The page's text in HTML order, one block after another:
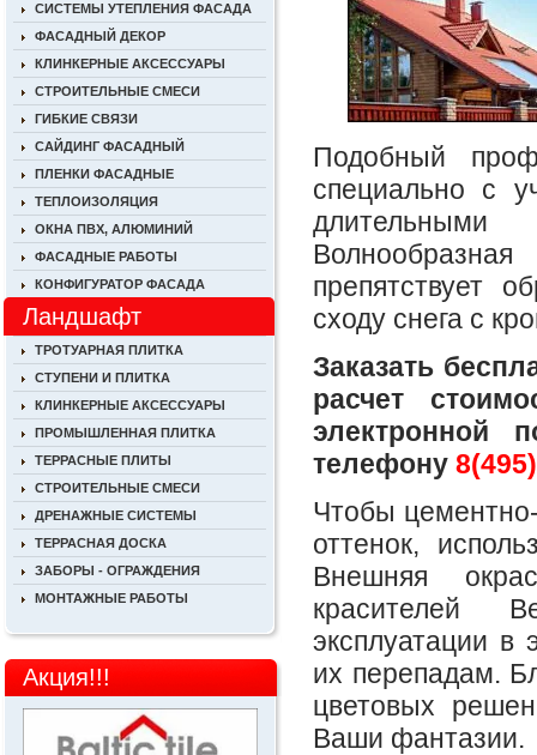
Подобный
специально с
препятствует
сходу снега с
Заказать
расчет
электронной
телефону
Чтобы
оттенок,
Внешняя
красителей
эксплуатации в
их перепадам.
цветовых
Ваши фантазии.
СИСТЕМЫ УТЕПЛЕНИЯ ФАСАДА
ФАСАДНЫЙ ДЕКОР
КЛИНКЕРНЫЕ АКСЕССУАРЫ
СТРОИТЕЛЬНЫЕ СМЕСИ
ГИБКИЕ СВЯЗИ
САЙДИНГ ФАСАДНЫЙ
ПЛЕНКИ ФАСАДНЫЕ
ТЕПЛОИЗОЛЯЦИЯ
ОКНА ПВХ, АЛЮМИНИЙ
ФАСАДНЫЕ РАБОТЫ
КОНФИГУРАТОР ФАСАДА
Ландшафт
ТРОТУАРНАЯ ПЛИТКА
СТУПЕНИ И ПЛИТКА
КЛИНКЕРНЫЕ АКСЕССУАРЫ
ПРОМЫШЛЕННАЯ ПЛИТКА
ТЕРРАСНЫЕ ПЛИТЫ
СТРОИТЕЛЬНЫЕ СМЕСИ
ДРЕНАЖНЫЕ СИСТЕМЫ
ТЕРРАСНАЯ ДОСКА
ЗАБОРЫ - ОГРАЖДЕНИЯ
МОНТАЖНЫЕ РАБОТЫ
Акция!!!